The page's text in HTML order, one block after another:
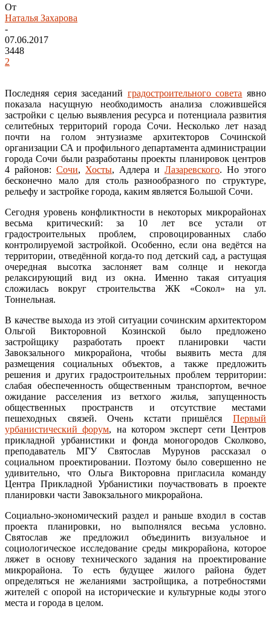
От
Наталья Захарова
-
07.06.2017
3448
2
Последняя серия заседаний градостроительного совета явно
показала насущную необходимость анализа сложившейся
застройки с целью выявления ресурса и потенциала развития
селитебных территорий города Сочи. Несколько лет назад
почти на голом энтузиазме архитекторов Сочинской
организации СА и профильного департамента администрации
города Сочи были разработаны проекты планировок центров
4 районов: Сочи, Хосты, Адлера и Лазаревского. Но этого
бесконечно мало для столь разнообразного по структуре,
рельефу и застройке города, каким является Большой Сочи.
Сегодня уровень конфликтности в некоторых микрорайонах
весьма критический: за 10 лет все устали от
градостроительных проблем, спровоцированных слабо
контролируемой застройкой. Особенно, если она ведётся на
территории, отведённой когда-то под детский сад, а растущая
очередная высотка заслоняет вам солнце и некогда
релаксирующий вид из окна. Именно такая ситуация
сложилась вокруг строительства ЖК «Сокол» на ул.
Тоннельная.
В качестве выхода из этой ситуации сочинским архитектором
Ольгой Викторовной Козинской было предложено
застройщику разработать проект планировки части
Завокзального микрорайона, чтобы выявить места для
размещения социальных объектов, а также предложить
решения и других градостроительных проблем территории:
слабая обеспеченность общественным транспортом, вечное
ожидание расселения из ветхого жилья, запущенность
общественных пространств и отсутствие местами
пешеходных связей. Очень кстати пришёлся Первый
урбанистический форум, на котором эксперт сети Центров
прикладной урбанистики и фонда моногородов Сколково,
преподаватель МГУ Святослав Мурунов рассказал о
социальном проектировании. Поэтому было совершенно не
удивительно, что Ольга Викторовна пригласила команду
Центра Прикладной Урбанистики поучаствовать в проекте
планировки части Завокзального микрорайона.
Социально-экономический раздел и раньше входил в состав
проекта планировки, но выполнялся весьма условно.
Святослав же предложил объединить визуальное и
социологическое исследование среды микрорайона, которое
ляжет в основу технического задания на проектирование
микрорайона. То есть будущее жилого района будет
определяться не желаниями застройщика, а потребностями
жителей с опорой на исторические и культурные коды этого
места и города в целом.